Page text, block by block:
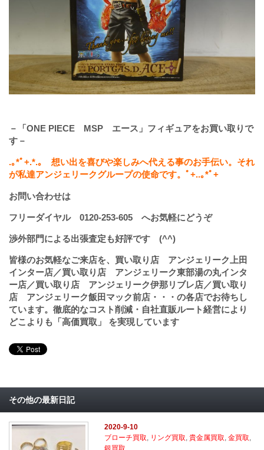
－「ONE PIECE MSP エース」フィギュアをお買い取りで
す－
.｡*ﾟ+.*.｡ 想い出を喜びや楽しみへ代える事のお手伝い。それ
が私達アンジェリークグループの使命です。ﾟ+..｡*ﾟ+
お問い合わせは
フリーダイヤル 0120-253-605 へお気軽にどうぞ
渉外部門による出張査定も好評です (^^)
皆様のお気軽なご来店を、買い取り店 アンジェリーク上田
インター店／買い取り店 アンジェリーク東部湯の丸インタ
ー店／買い取り店 アンジェリーク伊那リブレ店／買い取り
店 アンジェリーク飯田マック前店・・・の各店でお待ちし
ています。徹底的なコスト削減・自社直販ルート経営により
どこよりも「高価買取」 を実現しています
その他の最新日記
2020-9-10
ブローチ買取, リング買取,貴金属買取,金買取,